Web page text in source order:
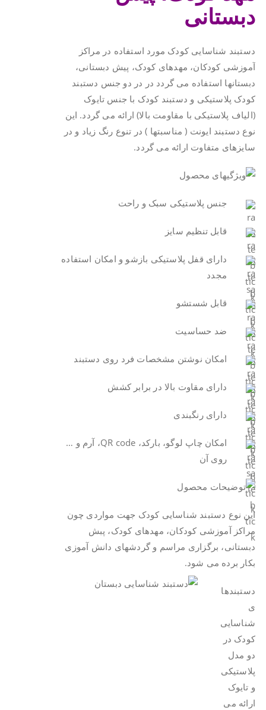
دبستانی
دستبند شناسایی کودک مورد استفاده در مراکز
آموزشی کودکان، مهدهای کودک، پیش دبستانی،
دبستانها استفاده می گردد در در دو جنس دستبند
کودک پلاستیکی و دستبند کودک با جنس تایوک
(الیاف پلاستیکی با مقاومت بالا) ارائه می گردد. این
نوع دستبند ایونت ( مناسبتها ) در تنوع رنگ زیاد و در
سایزهای متفاوت ارائه می گردد.
جنس پلاستیکی سبک و راحت
قابل تنظیم سایز
دارای قفل پلاستیکی بازشو و امکان استفاده
مجدد
قابل شستشو
ضد حساسیت
امکان نوشتن مشخصات فرد روی دستبند
دارای مقاوت بالا در برابر کشش
دارای رنگبندی
امکان چاپ لوگو، بارکد، QR code، آرم و …
روی آن
این نوع دستبند شناسایی کودک جهت مواردی چون
مراکز آموزشی کودکان، مهدهای کودک، پبش
دبستانی، برگزاری مراسم و گردشهای دانش آموزی
بکار برده می شود.
دستبندها
ی
شناسایی
کودک در
دو مدل
پلاستیکی
و تایوک
ارائه می